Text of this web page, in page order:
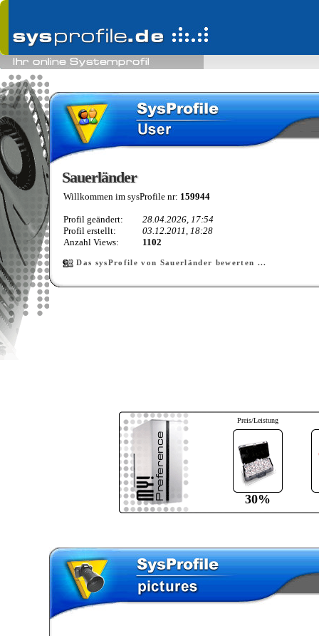
Sauerländer
Sauerländer
Willkommen im sysProfile nr: 159944
Profil geändert:
28.04.2026, 17:54
Profil erstellt:
03.12.2011, 18:28
Anzahl Views:
1102
Das sysProfile von Sauerländer bewerten ...
Preis/Leistung
30%